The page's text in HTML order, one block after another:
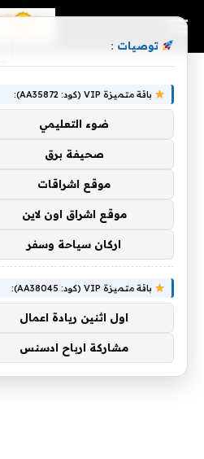
توصيات :
باقة متميزة VIP (كود: AA35872):
ضوء التعليمي
صحيفة برق
موقع اشراقات
موقع اشراق اون لاين
اركان سياحة وسفر
باقة متميزة VIP (كود: AA38045):
اول اثنين ريادة اعمال
مشاركة ارباح ادسنس